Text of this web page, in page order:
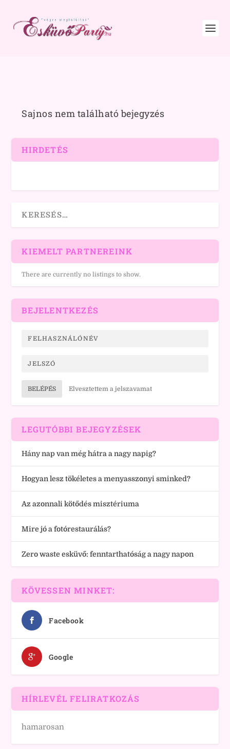
Sajnos nem található bejegyzés
HIRDETÉS
KIEMELT PARTNEREINK
There are currently no listings to show.
BEJELENTKEZÉS
BELÉPÉS Elvesztettem a jelszavamat
LEGUTÓBBI BEJEGYZÉSEK
Hány nap van még hátra a nagy napig?
Hogyan lesz tökéletes a menyasszonyi sminked?
Az azonnali kötődés misztériuma
Mire jó a fotórestaurálás?
Zero waste esküvő: fenntarthatóság a nagy napon
KÖVESSEN MINKET:
Facebook
Google
HÍRLEVÉL FELIRATKOZÁS
hamarosan